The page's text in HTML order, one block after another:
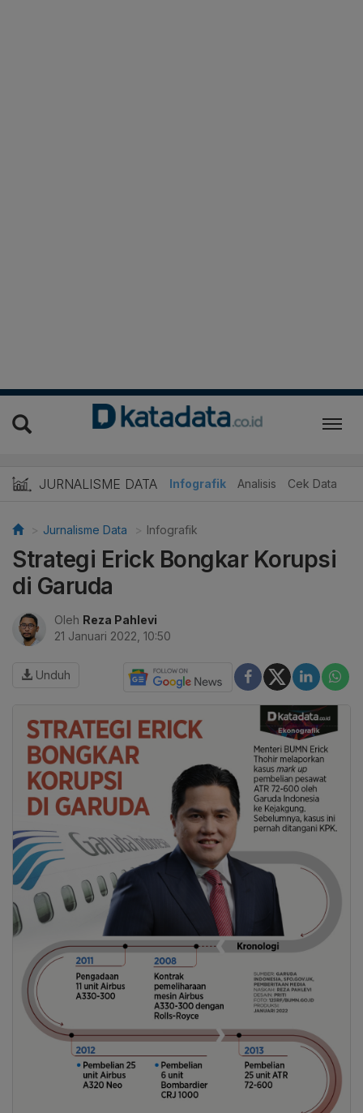
JURNALISME DATA Infografik Analisis Cek Data
Jurnalisme Data Infografik
Strategi Erick Bongkar Korupsi
di Garuda
Oleh Reza Pahlevi
21 Januari 2022, 10:50
Unduh